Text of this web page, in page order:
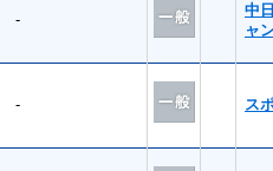
-
中
ャ
- ス